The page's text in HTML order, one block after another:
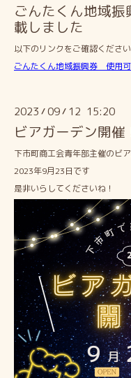
ごんたくん地域
載しました
以下のリンクをご確認ください
ごんたくん地域振興券 使用
2023 /09/ 12 15:20
ビアガーデン開催
下市町商工会青年部主催のビ
2023年9月23日です
是非いらしてくださいね！